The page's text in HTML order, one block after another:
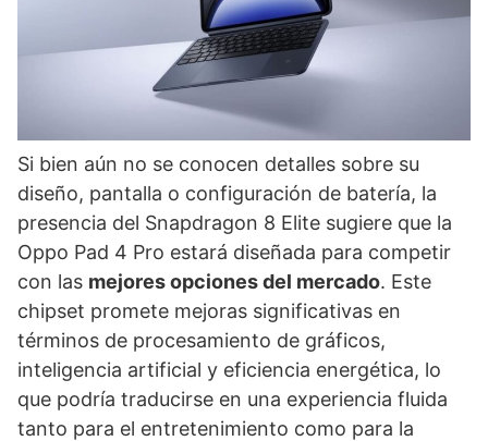
Si bien aún no se conocen detalles sobre su
diseño, pantalla o configuración de batería, la
presencia del Snapdragon 8 Elite sugiere que la
Oppo Pad 4 Pro estará diseñada para competir
con las mejores opciones del mercado. Este
chipset promete mejoras significativas en
términos de procesamiento de gráficos,
inteligencia artificial y eficiencia energética, lo
que podría traducirse en una experiencia fluida
tanto para el entretenimiento como para la